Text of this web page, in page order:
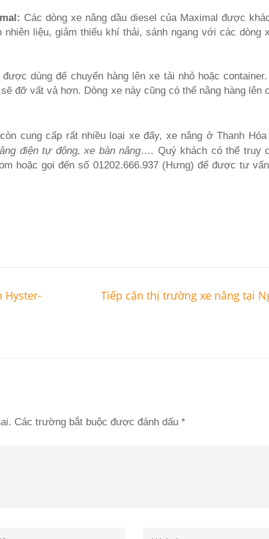
Các dòng xe nâng dầu diesel của Maximal được
liệu, giảm thiểu khí thải, sánh ngang với các dòng
dùng để chuyển hàng lên xe tải nhỏ hoặc
đỡ vất vả hơn. Dòng xe này cũng có thể nâng hàng lên
cung cấp rất nhiều loại xe đẩy, xe nâng ở Thanh
điện tự động, xe bàn nâng…. Quý khách có thể truy
hoặc gọi đến số 01202.666.937 (Hưng) để được tư
Hyster- Tiếp cận thị trường xe nâng tại
Các trường bắt buộc được đánh dấu *